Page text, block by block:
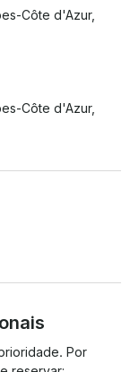
Côte d'Azur,
Côte d'Azur,
Por